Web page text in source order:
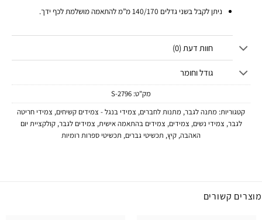
ניתן לקבל בשני גדלים 140/170 מ”מ להתאמה מושלמת לכף ידך.
חוות דעת (0)
גודל וחומר
מק"ט: 2796-S
קטגוריות: מתנה לגבר, מתנות לחברים, צמידי בנגל - צמידים קשיחים, צמידי חריטה
לגבר, צמידי נשים, צמידים, צמידים בהתאמה אישית, צמידים לגבר,קולקציית יום
האהבה, קיץ, תכשיטי גברים, תכשיטי ספרות רומיות
מוצרים קשורים